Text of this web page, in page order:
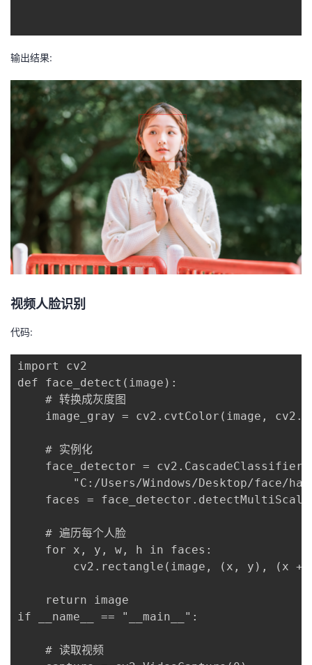
输出结果:
视频人脸识别
代码:
import cv2
def face_detect(image):
    # 转换成灰度图
image_gray = cv2.cvtColor(image,
    # 实例化
    face_detector = cv2.CascadeClassifier(
"C:/Users/Windows/Desktop/face/
faces =
    # 遍历每个人脸
    for x, y, w, h in faces:
cv2.rectangle(image, (x, y), (x +
    return image
if __name__ == "__main__":
    # 读取视频